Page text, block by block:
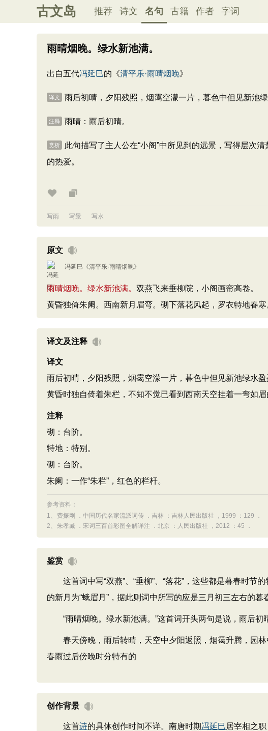
古文岛 推荐 诗文 名句 古籍 作者 字词
雨晴烟晚。绿水新池满。
出自五代冯延巳的《清平乐·雨晴烟晚》
译文 雨后初晴，夕阳残照，烟霭空濛一片，暮色中但见新池
注释 雨晴：雨后初晴。
赏析
此句描写了主人公在“小阁”中所见到的远景，写得层次
的热爱。
写雨 写景 写水
原文
冯延巳 《清平乐·雨晴烟晚》
雨晴烟晚。绿水新池满。 双燕飞来垂柳院，小阁画帘高卷。
黄昏独倚朱阑。西南新月眉弯。砌下落花风起，罗衣特地春寒
译文及注释
译文
雨后初晴，夕阳残照，烟霭空濛一片，暮色中但见新池绿水
黄昏时独自倚着朱栏，不知不觉已看到西南天空挂着一弯如
注释
砌：台阶。
特地：特别。
砌：台阶。
朱阑：一作“朱栏”，红色的栏杆。
参考资料：
1、
费振刚 ．中国历代名家流派词传 ．吉林 ：吉林人民出版社 ，1999 ：129 ．
2、 朱孝臧 ．宋词三百首彩图全解详注 ．北京 ：人民出版社 ，2012 ：45 ．
鉴赏
这首词中写“双燕”、“垂柳”、“落花”，这些都是暮春时节
的新月为“蛾眉月”，据此则词中所写的应是三月初三左右的
“雨晴烟晚。绿水新池满。”这首词开头两句是说，雨后初
春天傍晚，雨后转晴，天空中夕阳返照，烟霭升腾，园林
春雨过后傍晚时分特有的
创作背景
这首诗的具体创作时间不详。南唐时期冯延巳居宰相之